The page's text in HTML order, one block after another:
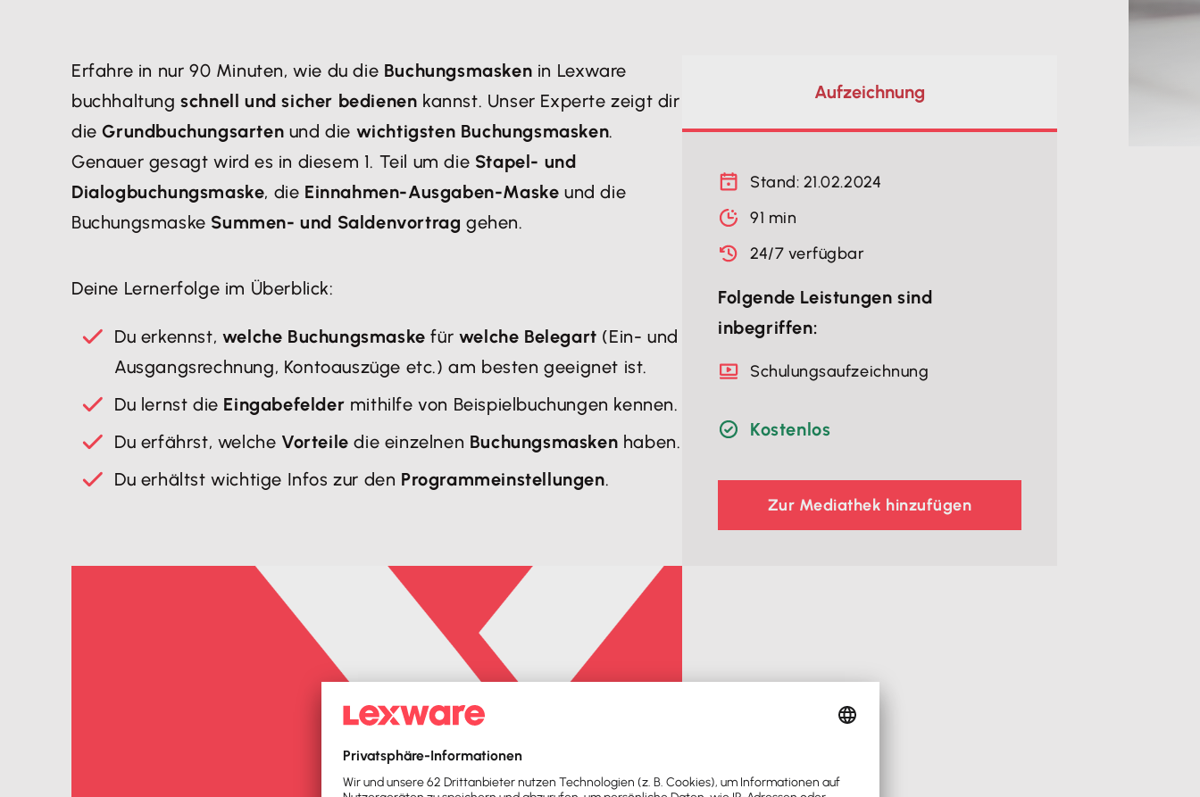
Erfahre in nur 90 Minuten, wie du die Buchungsmasken in Lexware
buchhaltungschnell und sicher bedienen kannst. Unser Experte zeigt dir
dieGrundbuchungsarten und die wichtigsten Buchungsmasken.
Genauer gesagt wird es in diesem 1. Teil um die Stapel- und
Dialogbuchungsmaske, die Einnahmen-Ausgaben-Maske und die
Buchungsmaske Summen- und Saldenvortrag gehen.
Deine Lernerfolge im Überblick:
Du erkennst, welche Buchungsmaske für welche Belegart (Ein- und
Ausgangsrechnung, Kontoauszüge etc.) am besten geeignet ist.
Du lernst die Eingabefelder mithilfe von Beispielbuchungen kennen.
Du erfährst, welche Vorteile die einzelnen Buchungsmasken haben.
Du erhältst wichtige Infos zur den Programmeinstellungen.
Aufzeichnung
Stand: 21.02.2024
91 min
24/7 verfügbar
Folgende Leistungen sind
inbegriffen:
Schulungsaufzeichnung
Kostenlos
Zur Mediathek hinzufügen